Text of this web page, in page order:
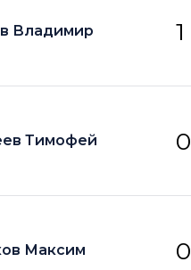
Владимир 1
Тимофей 0
Максим 0